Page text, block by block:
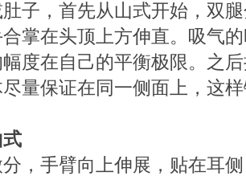
，首先从山式开始，双腿
掌在头顶上方伸直。吸气
度在自己的平衡极限。之
量保证在同一侧面上，这
手臂向上伸展，贴在耳侧